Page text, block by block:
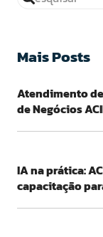
Mais Posts
Atendimento
de Negócios
IA na prática:
capacitação